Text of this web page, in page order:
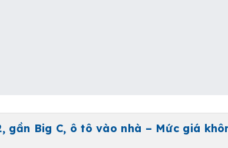
gần Big C, ô tô vào nhà – Mức giá